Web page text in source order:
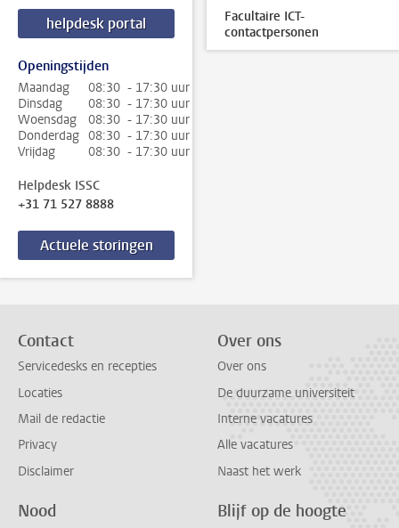
helpdesk portal
Openingstijden
Maandag
08:30 - 17:30 uur
Dinsdag
08:30 - 17:30 uur
Woensdag
08:30 - 17:30 uur
Donderdag 08:30 - 17:30 uur
Vrijdag
08:30 - 17:30 uur
Helpdesk ISSC
+31 71 527 8888
Actuele storingen
Facultaire ICT-
contactpersonen
Contact
Servicedesks en recepties
Locaties
Mail de redactie
Privacy
Disclaimer
Over ons
Over ons
De duurzame universiteit
Interne vacatures
Alle vacatures
Naast het werk
Nood Blijf op de hoogte